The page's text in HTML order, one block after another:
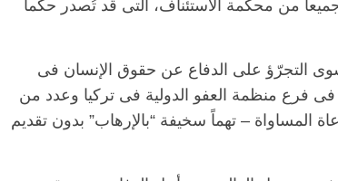
من محكمة الاستئناف، التى قد تُصدر حكماً
التجرّؤ على الدفاع عن حقوق الإنسان فى
فرع منظمة العفو الدولية فى تركيا وعدد من
المساواة – تهماً سخيفة “بالإرهاب” بدون تقديم